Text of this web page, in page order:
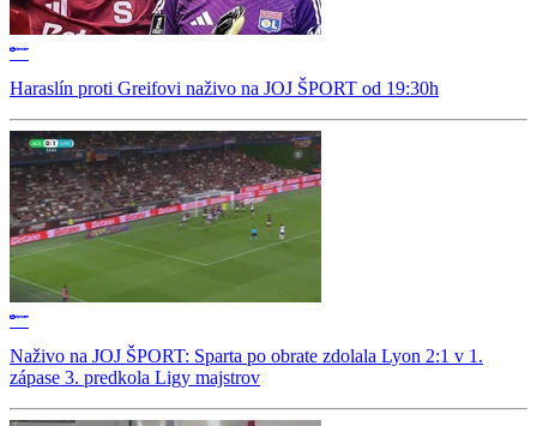
Haraslín proti Greifovi naživo na JOJ ŠPORT od 19:30h
Naživo na JOJ ŠPORT: Sparta po obrate zdolala Lyon 2:1 v 1.
zápase 3. predkola Ligy majstrov